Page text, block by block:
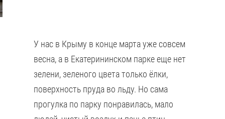
У нас в Крыму в конце марта уже совсем
весна, а в Екатерининском парке еще нет
зелени, зеленого цвета только ёлки,
поверхность пруда во льду. Но сама
прогулка по парку понравилась, мало